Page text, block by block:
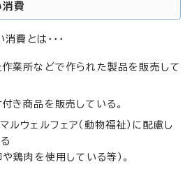
費
とは・・・
業所などで作られた製品を販売して
き商品を販売している。
ルウェルフェア（動物福祉）に配慮し
鶏肉を使用している等）。